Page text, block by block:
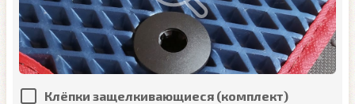
Клёпки защелкивающиеся (комплект)